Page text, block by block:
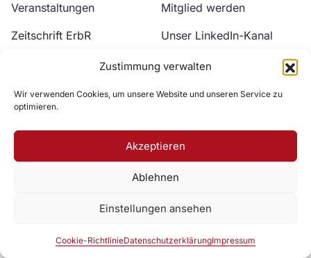
Zustimmung verwalten
Wir verwenden Cookies, um unsere Website und unseren Service zu
optimieren.
Akzeptieren
Ablehnen
Einstellungen ansehen
Cookie-RichtlinieDatenschutzerklärungImpressum
Veranstaltungen
Zeitschrift ErbR
Mitglied werden
Unser LinkedIn-Kanal
Unser YouTube-Kanal
Zur DAV Webseite